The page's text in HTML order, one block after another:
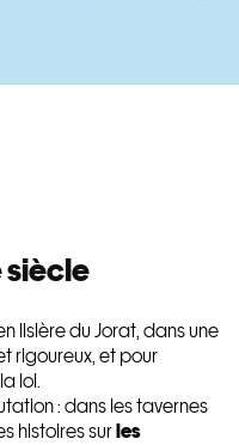
siècle
lisière du Jorat, dans une
rigoureux, et pour
loi.
: dans les tavernes
histoires sur les